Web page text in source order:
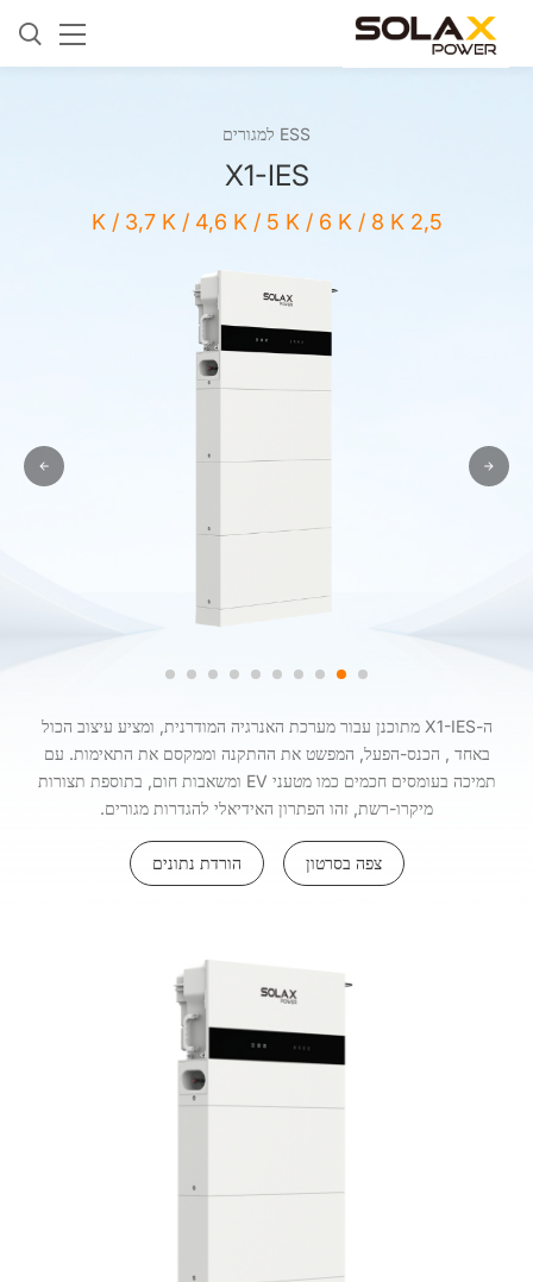
ESS למגורים
X1-IES
2,5 K / 3,7 K / 4,6 K / 5 K / 6 K / 8 K
ה-X1-IES מתוכנן עבור מערכת האנרגיה המודרנית, ומציע עיצוב הכול
באחד , הכנס-הפעל, המפשט את ההתקנה וממקסם את התאימות. עם
תמיכה בעומסים חכמים כמו מטעני EV ומשאבות חום, בתוספת תצורות
מיקרו-רשת, זהו הפתרון האידיאלי להגדרות מגורים.
צפה בסרטון הורדת נתונים